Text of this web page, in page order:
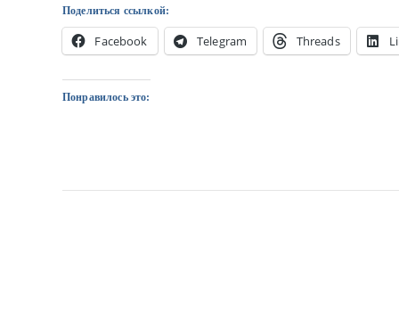
Поделиться ссылкой:
Facebook Telegram Threads
Понравилось это: